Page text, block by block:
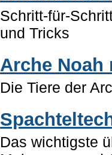
Schritt-für-
und Tricks
Arche
Die Tiere der
Das wichtigste